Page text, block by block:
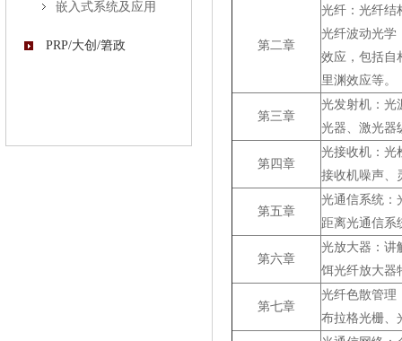
嵌入式系统及应用
PRP/大创/䇹政 第二章
光纤：光纤结
光纤波动光学
效应，包括自
里渊效应等。
第三章
光发射机：光
光器、激光器
第四章
光接收机：光
接收机噪声、
第五章
光通信系统：
距离光通信系
第六章
光放大器：讲
饵光纤放大器
第七章
光纤色散管理
布拉格光栅、